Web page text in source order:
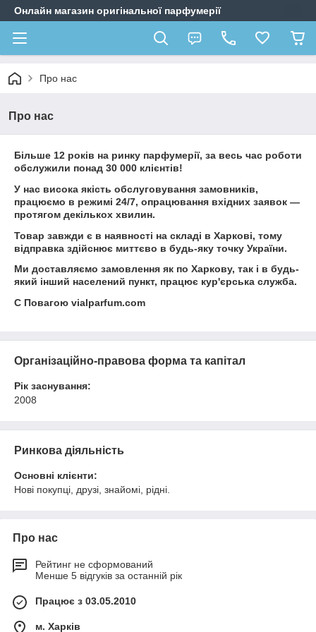
Онлайн магазин оригінальної парфумерії
Про нас
Про нас
Більше 12 років на ринку парфумерії, за весь час роботи
обслужили понад 30 000 клієнтів!
У нас висока якість обслуговування замовників,
працюємо в режимі 24/7, опрацювання вхідних заявок —
протягом декількох хвилин.
Товар завжди є в наявності на складі в Харкові, тому
відправка здійснює миттєво в будь-яку точку України.
Ми доставляємо замовлення як по Харкову, так і в будь-
який інший населений пункт, працює кур'єрська служба.
C Повагою vialparfum.com
Організаційно-правова форма та капітал
Рік заснування:
2008
Ринкова діяльність
Основні клієнти:
Нові покупці, друзі, знайомі, рідні.
Про нас
Рейтинг не сформований
Менше 5 відгуків за останній рік
Працює з 03.05.2010
м. Харків